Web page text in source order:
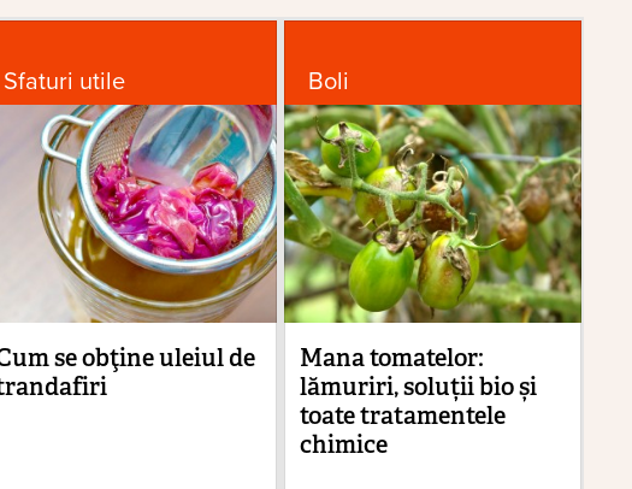
Sfaturi utile
se obţine uleiul de
Boli
Mana tomatelor:
lămuriri, soluții bio și
toate tratamentele
chimice